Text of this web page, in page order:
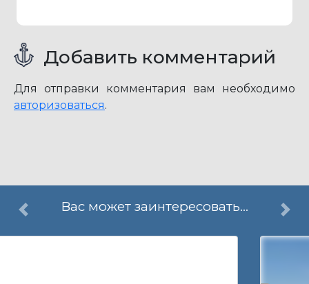
Добавить комментарий
Для отправки комментария вам необходимо
авторизоваться.
Вас может заинтересовать...